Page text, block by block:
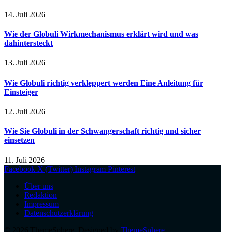
14. Juli 2026
Wie der Globuli Wirkmechanismus erklärt wird und was
dahintersteckt
13. Juli 2026
Wie Globuli richtig verkleppert werden Eine Anleitung für
Einsteiger
12. Juli 2026
Wie Sie Globuli in der Schwangerschaft richtig und sicher
einsetzen
11. Juli 2026
Facebook X (Twitter) Instagram Pinterest
Über uns
Redaktion
Impressum
Datenschutzerklärung